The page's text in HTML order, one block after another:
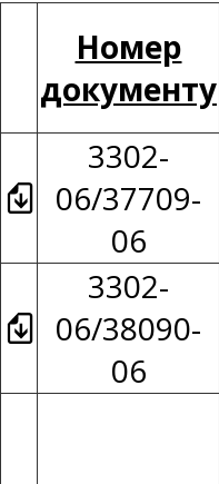
Номер
документу
3302-
06/37709-
06
3302-
06/38090-
06